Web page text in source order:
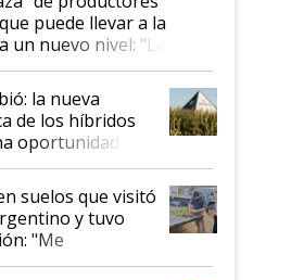
puede llevar a la
nuevo nivel: "Las
de crecimiento son
la nueva
de los híbridos
oportunidad en
suelos que visitó
y tuvo
"Me